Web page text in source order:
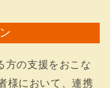
方の支援をおこな
様において、連携